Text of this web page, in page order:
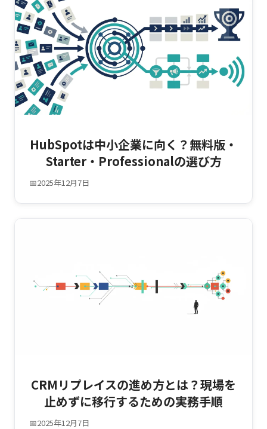
HubSpotは中小企業に向く？無料版・
Starter・Professionalの選び方
📅2025年12月7日
CRMリプレイスの進め方とは？現場を
止めずに移行するための実務手順
📅2025年12月7日